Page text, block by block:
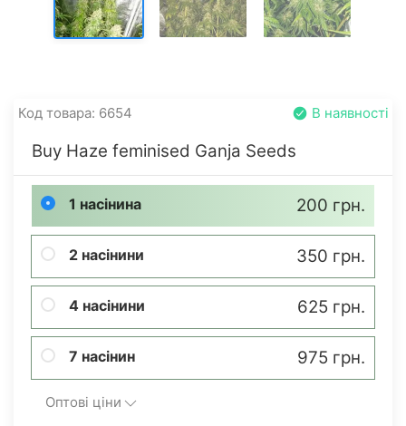
Код товара: 6654 В наявності
Buy Haze feminised Ganja Seeds
1 насінина 200 грн.
2 насінини 350 грн.
4 насінини 625 грн.
7 насінин 975 грн.
Оптові ціни